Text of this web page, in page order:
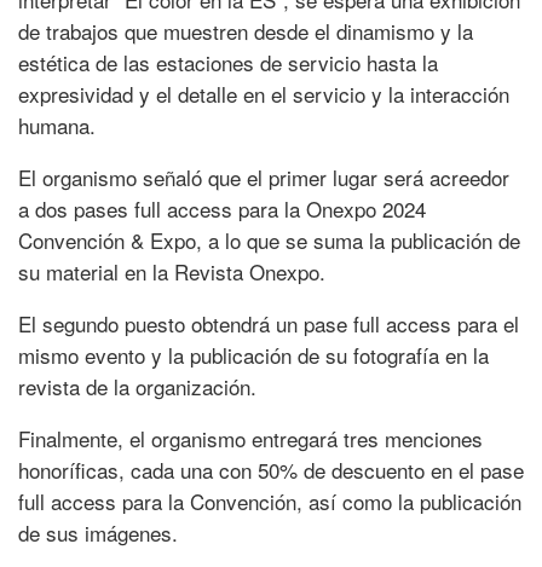
de trabajos que muestren desde el dinamismo y la
estética de las estaciones de servicio hasta la
expresividad y el detalle en el servicio y la interacción
humana.
El organismo señaló que el primer lugar será acreedor
a dos pases full access para la Onexpo 2024
Convención & Expo, a lo que se suma la publicación de
su material en la Revista Onexpo.
El segundo puesto obtendrá un pase full access para el
mismo evento y la publicación de su fotografía en la
revista de la organización.
Finalmente, el organismo entregará tres menciones
honoríficas, cada una con 50% de descuento en el pase
full access para la Convención, así como la publicación
de sus imágenes.